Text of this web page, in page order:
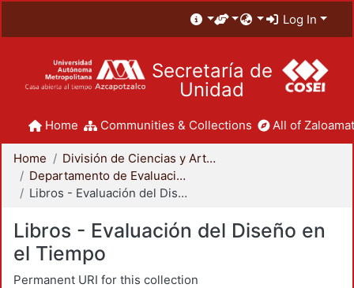
Log In
Secretaría de
Unidad
Home Communities & Collections All of
Home
División de Ciencias y Artes para el Diseño
Departamento de Evaluación del Diseño en el Tiempo
Libros - Evaluación del Diseño en el Tiempo
Libros - Evaluación del Diseño en
el Tiempo
Permanent URI for this collection